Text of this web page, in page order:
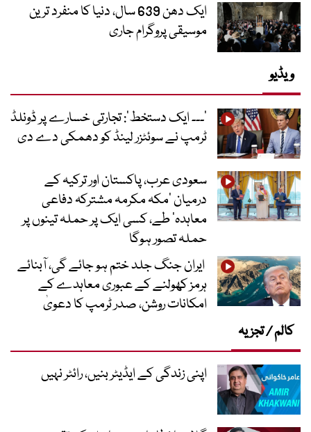
ایک دھن 639 سال، دنیا کا منفرد ترین
موسیقی پروگرام جاری
ویڈیو
’۔۔۔ ایک دستخط‘: تجارتی خسارے پر ڈونلڈ
ٹرمپ نے سوئٹزر لینڈ کو دھمکی دے دی
سعودی عرب، پاکستان اور ترکیہ کے
درمیان ’مکہ مکرمہ مشترکہ دفاعی
معاہدہ‘ طے، کسی ایک پر حملہ تینوں پر
حملہ تصور ہوگا
ایران جنگ جلد ختم ہو جائے گی، آبنائے
ہرمز کھولنے کے عبوری معاہدے کے
امکانات روشن، صدر ٹرمپ کا دعویٰ
کالم / تجزیہ
اپنی زندگی کے ایڈیٹر بنیں، رائٹر نہیں